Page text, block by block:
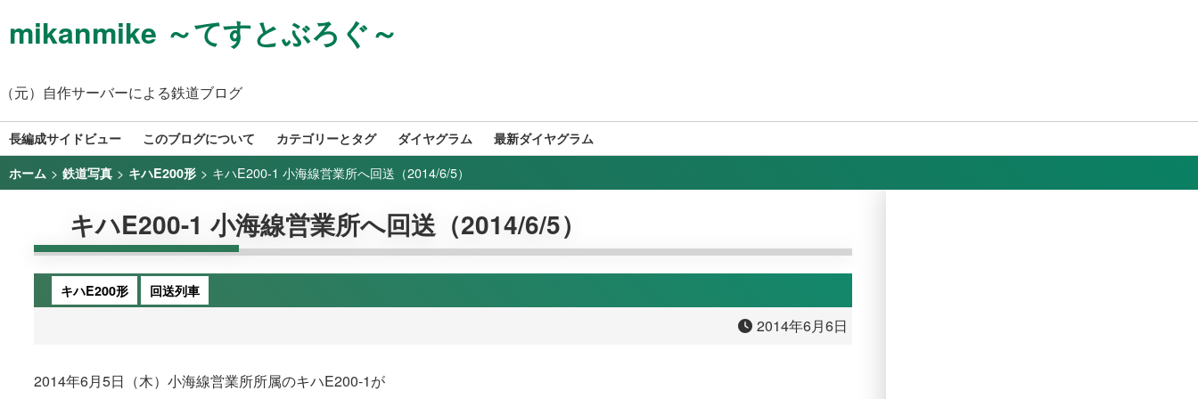
mikanmike ～てすとぶろぐ～
（元）自作サーバーによる鉄道ブログ
長編成サイドビュー このブログについて カテゴリーとタグ ダイヤグラム 最新ダイヤグラム
ホーム > 鉄道写真 > キハE200形 > キハE200-1 小海線営業所へ回送（2014/6/5）
キハE200-1 小海線営業所へ回送（2014/6/5）
キハE200形 回送列車
2014年6月6日
2014年6月5日（木）小海線営業所所属のキハE200-1が